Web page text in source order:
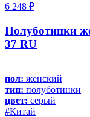
6 248 ₽
Полуботинки
37 RU
пол: женский
тип: полуботинки
цвет: серый
#Китай